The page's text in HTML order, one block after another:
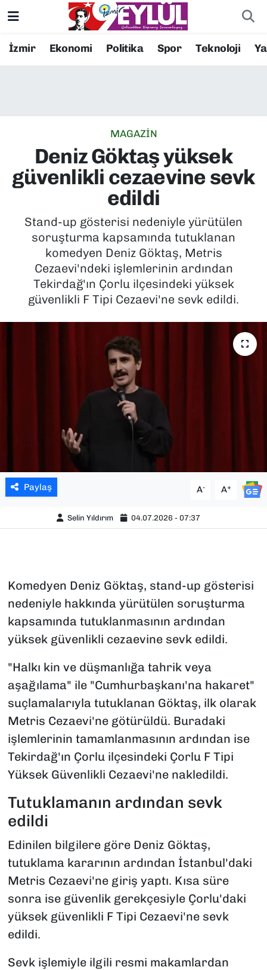
İzmir Ekonomi Politika Spor Teknoloji
MAGAZİN
Deniz Göktaş yüksek
güvenlikli cezaevine sevk
edildi
Stand-up gösterisi nedeniyle yürütülen
soruşturma kapsamında tutuklanan
komedyen Deniz Göktaş, Metris
Cezaevi'ndeki işlemlerinin ardından
Tekirdağ'ın Çorlu ilçesindeki yüksek
güvenlikli F Tipi Cezaevi'ne sevk edildi.
Paylaş A- A+
Selin Yıldırım 04.07.2026 - 07:37
Komedyen Deniz Göktaş, stand-up gösterisi
nedeniyle hakkında yürütülen soruşturma
kapsamında tutuklanmasının ardından
yüksek güvenlikli cezaevine sevk edildi.
"Halkı kin ve düşmanlığa tahrik veya
aşağılama" ile "Cumhurbaşkanı'na hakaret"
suçlamalarıyla tutuklanan Göktaş, ilk olarak
Metris Cezaevi'ne götürüldü. Buradaki
işlemlerinin tamamlanmasının ardından ise
Tekirdağ'ın Çorlu ilçesindeki Çorlu F Tipi
Yüksek Güvenlikli Cezaevi'ne nakledildi.
Tutuklamanın ardından sevk
edildi
Edinilen bilgilere göre Deniz Göktaş,
tutuklama kararının ardından İstanbul'daki
Metris Cezaevi'ne giriş yaptı. Kısa süre
sonra ise güvenlik gerekçesiyle Çorlu'daki
yüksek güvenlikli F Tipi Cezaevi'ne sevk
edildi.
Sevk işlemiyle ilgili resmi makamlardan
Resmi İlanlar
EKONOMİ
KÜLTÜR SANAT
MAGAZİN
POLİTİKA
SAĞLIK
SPOR
YEREL YÖNETİMLER
Konak Nöbetçi Eczaneler
Süper Lig Puan Durumu ve Fikstür
Tüm Manşetler
Son Dakika Haberleri
Haber Arşivi